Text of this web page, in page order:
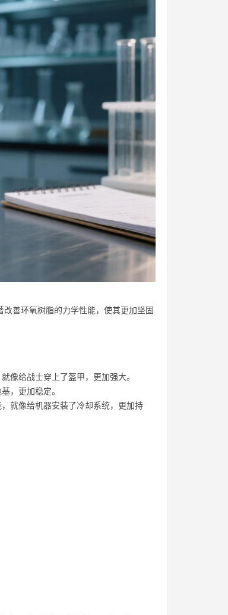
善环氧树脂的力学性能，使其更加坚固
像给战士穿上了盔甲，更加强大。
，更加稳定。
就像给机器安装了冷却系统，更加持